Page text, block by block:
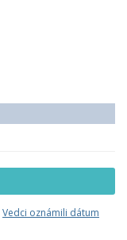
Vedci oznámili dátum